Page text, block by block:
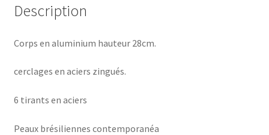
Description
Corps en aluminium hauteur 28cm.
cerclages en aciers zingués.
6 tirants en aciers
Peaux brésiliennes contemporanéa